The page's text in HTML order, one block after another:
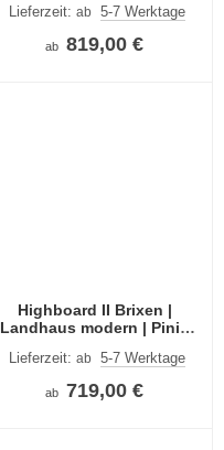
Lieferzeit:ab 5-7 Werktage
ab 819,00 €
Highboard II Brixen |
Landhaus modern | Pinie
Lieferzeit:ab 5-7 Werktage
ab 719,00 €